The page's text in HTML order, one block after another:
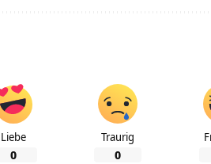
Liebe
0
Traurig
0